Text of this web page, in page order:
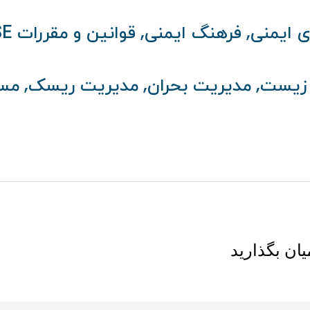
ایمنی, فرهنگ ایمنی, قوانین و مقررات HSE
,مدیریت بحران,مدیریت ریسک,
بگذارید